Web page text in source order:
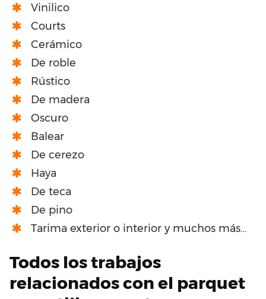
Vinilico
Courts
Cerámico
De roble
Rústico
De madera
Oscuro
Balear
De cerezo
Haya
De teca
De pino
Tarima exterior o interior y muchos más…
Todos los trabajos
relacionados con el parquet